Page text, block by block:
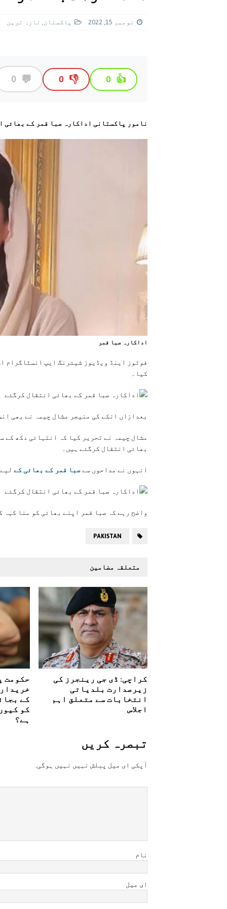
[ اگست 4, 2026 ] سی ڈی اے نے کرکٹ
[ اگست 7, 2026 ] اسپیس ایکس راکٹ نومبر 15, 2022 پاکستان, تازہ ترين
👍
0
👎
0
💬
0
نامور پاکستانی اداکارہ صبا قمر کے بھائی
اداکارہ صبا قمر
فوٹوز اینڈ ویڈیوز شیئرنگ ایپ انسٹاگرام
کیا۔
بعدازاں انکے کی منیجر مشال چیمہ نے بھی
مشال چیمہ نے تحریر کیا کہ انتہائی دکھ کے
بھائی انتقال کرگئے ہیں۔
انہوں نے مداحوں سے صبا قمر کے بھائی کے
واضح رہے کہ صبا قمر اپنے بھائی کو منا کہہ
PAKISTAN
متعلقہ مضامین
کراچی: ڈی جی رینجرز کی
زیرصدارت بلدیاتی
انتخابات سے متعلق اہم
اجلاس
حکومت
کے
کو
ہے؟
تبصرہ کريں
آپکی ای ميل پبلش نہيں نہيں ہوگی.
نام
ای میل